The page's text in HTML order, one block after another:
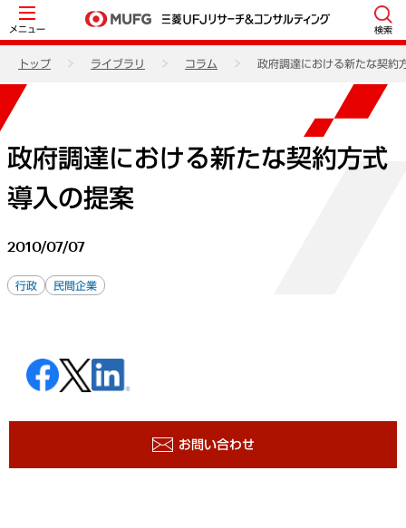
メニュー 検索
トップ ライブラリ コラム 政府調達における新たな契約
政府調達における新たな契約方式
導入の提案
2010/07/07
行政 民間企業
お問い合わせ